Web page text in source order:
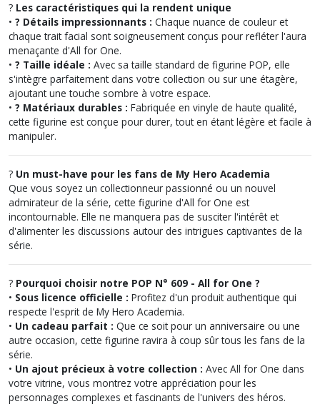
? Les caractéristiques qui la rendent unique
• ? Détails impressionnants : Chaque nuance de couleur et
chaque trait facial sont soigneusement conçus pour refléter l'aura
menaçante d'All for One.
• ? Taille idéale : Avec sa taille standard de figurine POP, elle
s'intègre parfaitement dans votre collection ou sur une étagère,
ajoutant une touche sombre à votre espace.
• ?️ Matériaux durables : Fabriquée en vinyle de haute qualité,
cette figurine est conçue pour durer, tout en étant légère et facile à
manipuler.
? Un must-have pour les fans de My Hero Academia
Que vous soyez un collectionneur passionné ou un nouvel
admirateur de la série, cette figurine d'All for One est
incontournable. Elle ne manquera pas de susciter l'intérêt et
d'alimenter les discussions autour des intrigues captivantes de la
série.
? Pourquoi choisir notre POP N° 609 - All for One ?
• Sous licence officielle : Profitez d'un produit authentique qui
respecte l'esprit de My Hero Academia.
• Un cadeau parfait : Que ce soit pour un anniversaire ou une
autre occasion, cette figurine ravira à coup sûr tous les fans de la
série.
• Un ajout précieux à votre collection : Avec All for One dans
votre vitrine, vous montrez votre appréciation pour les
personnages complexes et fascinants de l'univers des héros.